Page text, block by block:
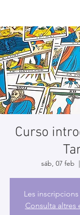
Curso
sáb, 07 feb
  |
Les
Consulta altres